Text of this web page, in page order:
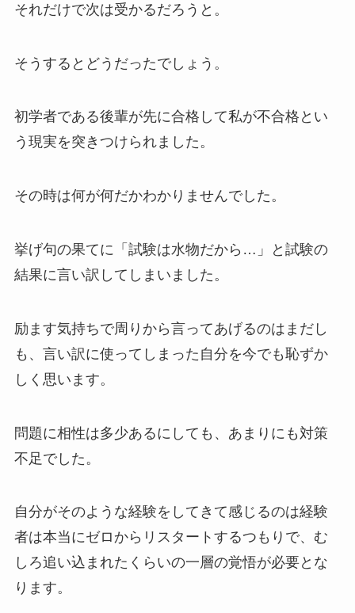
それだけで次は受かるだろうと。
そうするとどうだったでしょう。
初学者である後輩が先に合格して私が不合格とい
う現実を突きつけられました。
その時は何が何だかわかりませんでした。
挙げ句の果てに「試験は水物だから…」と試験の
結果に言い訳してしまいました。
励ます気持ちで周りから言ってあげるのはまだし
も、言い訳に使ってしまった自分を今でも恥ずか
しく思います。
問題に相性は多少あるにしても、あまりにも対策
不足でした。
自分がそのような経験をしてきて感じるのは経験
者は本当にゼロからリスタートするつもりで、む
しろ追い込まれたくらいの一層の覚悟が必要とな
ります。